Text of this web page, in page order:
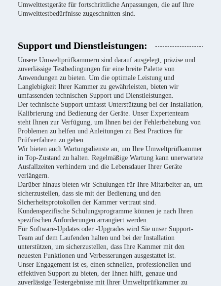
Umwelttestgeräte für fortschrittliche Anpassungen, die auf Ihre
Umwelttestbedürfnisse zugeschnitten sind.
Support und Dienstleistungen:
Unsere Umweltprüfkammern sind darauf ausgelegt, präzise und
zuverlässige Testbedingungen für eine breite Palette von
Anwendungen zu bieten. Um die optimale Leistung und
Langlebigkeit Ihrer Kammer zu gewährleisten, bieten wir
umfassenden technischen Support und Dienstleistungen.
Der technische Support umfasst Unterstützung bei der Installation,
Kalibrierung und Bedienung der Geräte. Unser Expertenteam
steht Ihnen zur Verfügung, um Ihnen bei der Fehlerbehebung von
Problemen zu helfen und Anleitungen zu Best Practices für
Prüfverfahren zu geben.
Wir bieten auch Wartungsdienste an, um Ihre Umweltprüfkammer
in Top-Zustand zu halten. Regelmäßige Wartung kann unerwartete
Ausfallzeiten verhindern und die Lebensdauer Ihrer Geräte
verlängern.
Darüber hinaus bieten wir Schulungen für Ihre Mitarbeiter an, um
sicherzustellen, dass sie mit der Bedienung und den
Sicherheitsprotokollen der Kammer vertraut sind.
Kundenspezifische Schulungsprogramme können je nach Ihren
spezifischen Anforderungen arrangiert werden.
Für Software-Updates oder -Upgrades wird Sie unser Support-
Team auf dem Laufenden halten und bei der Installation
unterstützen, um sicherzustellen, dass Ihre Kammer mit den
neuesten Funktionen und Verbesserungen ausgestattet ist.
Unser Engagement ist es, einen schnellen, professionellen und
effektiven Support zu bieten, der Ihnen hilft, genaue und
zuverlässige Testergebnisse mit Ihrer Umweltprüfkammer zu